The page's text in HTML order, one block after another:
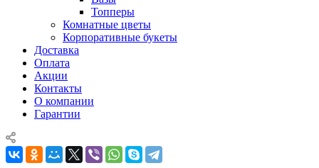
Топперы
Комнатные цветы
Корпоративные букеты
Доставка
Оплата
Акции
Контакты
О компании
Гарантии